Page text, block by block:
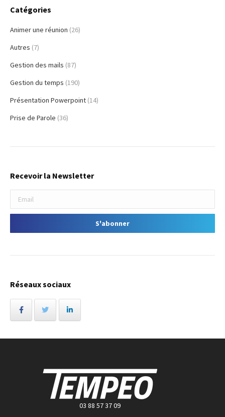
Catégories
Animer une réunion (26)
Autres (7)
Gestion des mails (87)
Gestion du temps (190)
Présentation Powerpoint (14)
Prise de Parole (36)
Recevoir la Newsletter
Réseaux sociaux
03 88 57 37 09